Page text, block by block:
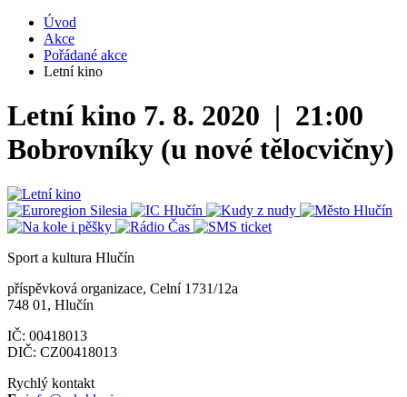
Úvod
Akce
Pořádané akce
Letní kino
Letní kino 7. 8. 2020 | 21:00
Bobrovníky (u nové tělocvičny)
Sport a kultura Hlučín
příspěvková organizace, Celní 1731/12a
748 01, Hlučín
IČ: 00418013
DIČ: CZ00418013
Rychlý kontakt